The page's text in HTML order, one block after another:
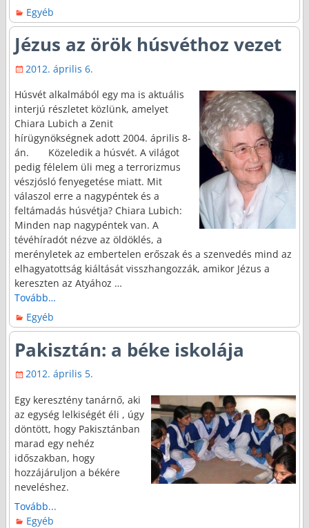
Egyéb
Jézus az örök húsvéthoz vezet
2012. április 6.
Húsvét alkalmából egy ma is aktuális
interjú részletet közlünk, amelyet
Chiara Lubich a Zenit
hírügynökségnek adott 2004. április 8-
án. Közeledik a húsvét. A világot
pedig félelem üli meg a terrorizmus
vészjósló fenyegetése miatt. Mit
válaszol erre a nagypéntek és a
feltámadás húsvétja? Chiara Lubich:
Minden nap nagypéntek van. A
tévéhíradót nézve az öldöklés, a
merényletek az embertelen erőszak és a szenvedés mind az
elhagyatottság kiáltását visszhangozzák, amikor Jézus a
kereszten az Atyához …
Tovább…
Egyéb
Pakisztán: a béke iskolája
2012. április 5.
Egy keresztény tanárnő, aki
az egység lelkiségét éli , úgy
döntött, hogy Pakisztánban
marad egy nehéz
időszakban, hogy
hozzájáruljon a békére
neveléshez.
Tovább...
Egyéb